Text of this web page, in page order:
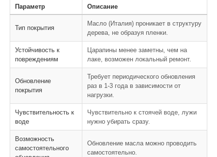
Параметр Описание
Тип покрытия
Масло (Италия) проникает в структуру
дерева, не образуя пленки.
Устойчивость к
повреждениям
Царапины менее заметны, чем на
лаке, возможен локальный ремонт.
Обновление
покрытия
Требует периодического обновления
раз в 1-3 года в зависимости от
нагрузки.
Чувствительность к
воде
Чувствительно к стоячей воде, лужи
нужно убирать сразу.
Возможность
самостоятельного
Обновление масла можно проводить
самостоятельно.